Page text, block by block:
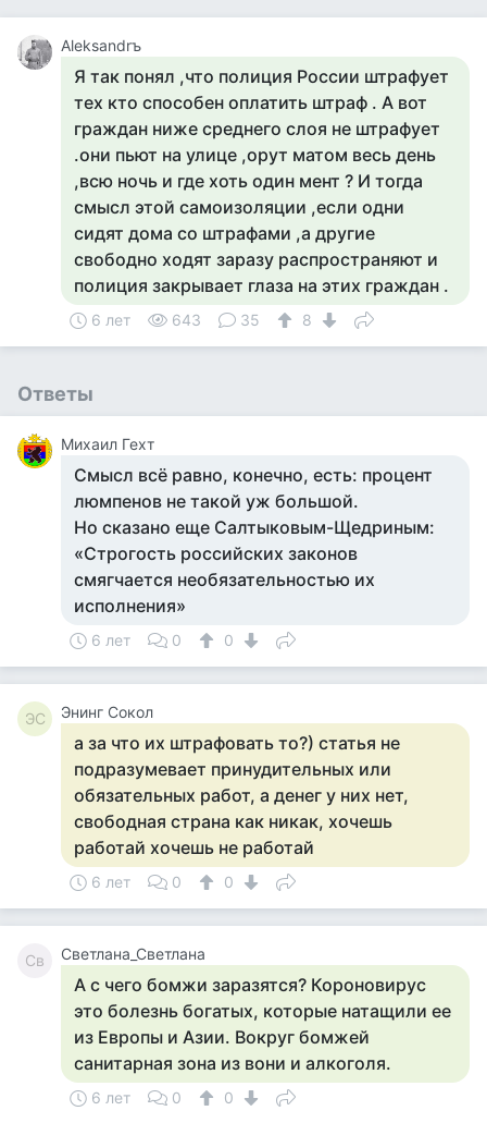
Aleksandrъ
Я так понял ,что полиция России штрафует
тех кто способен оплатить штраф . А вот
граждан ниже среднего слоя не штрафует
.они пьют на улице ,орут матом весь день
,всю ночь и где хоть один мент ? И тогда
смысл этой самоизоляции ,если одни
сидят дома со штрафами ,а другие
свободно ходят заразу распространяют и
полиция закрывает глаза на этих граждан .
6 лет 643 35 8
Ответы
Михаил Гехт
Смысл всё равно, конечно, есть: процент
люмпенов не такой уж большой.
Но сказано еще Салтыковым-Щедриным:
«Строгость российских законов
смягчается необязательностью их
исполнения»
6 лет 0 0
ЭС Энинг Сокол
а за что их штрафовать то?) статья не
подразумевает принудительных или
обязательных работ, а денег у них нет,
свободная страна как никак, хочешь
работай хочешь не работай
6 лет 0 0
Св Светлана_Светлана
А с чего бомжи заразятся? Короновирус
это болезнь богатых, которые натащили ее
из Европы и Азии. Вокруг бомжей
санитарная зона из вони и алкоголя.
6 лет 0 0